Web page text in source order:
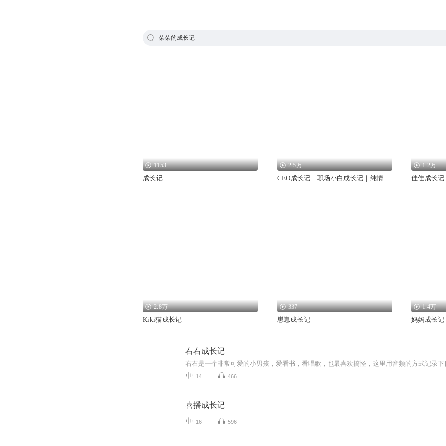
朵朵的成长记
1153
成长记
2.5万
CEO成长记｜职场小白成长记｜纯情
1.2万
佳佳成长记
2.8万
Kiki猫成长记
337
崽崽成长记
1.4万
妈妈成长记
右右成长记
14 466
喜播成长记
16 596